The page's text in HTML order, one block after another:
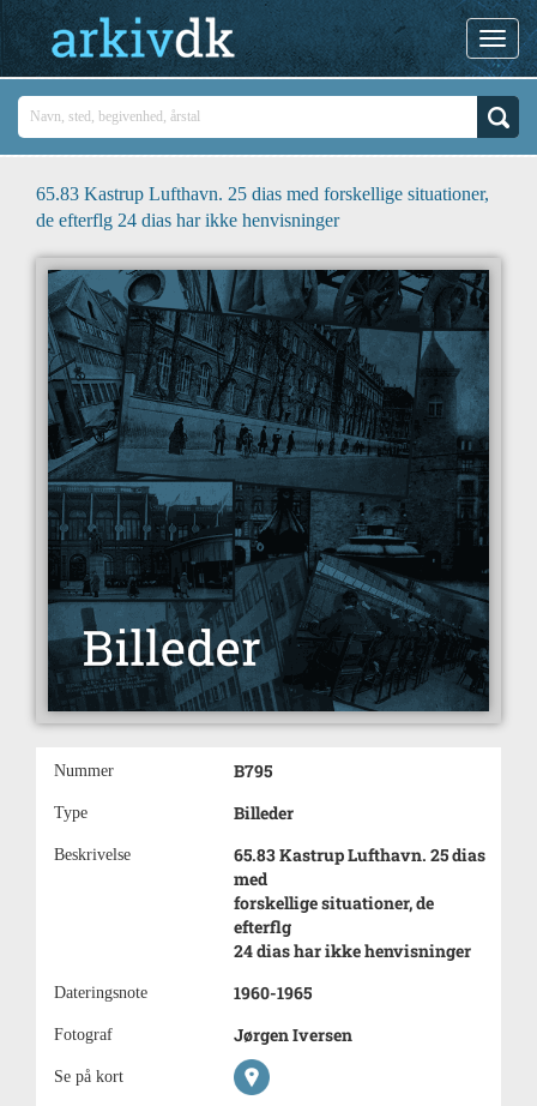
65.83 Kastrup Lufthavn. 25 dias med forskellige situationer,
de efterflg 24 dias har ikke henvisninger
Nummer B795
Type Billeder
Beskrivelse
65.83 Kastrup Lufthavn. 25 dias
med
forskellige situationer, de
efterflg
24 dias har ikke henvisninger
Dateringsnote 1960-1965
Fotograf Jørgen Iversen
Se på kort